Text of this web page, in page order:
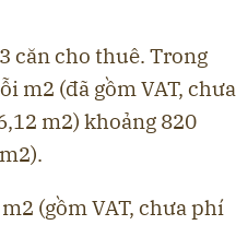
căn cho thuê. Trong
m2 (đã gồm VAT, chưa
m2) khoảng 820
(gồm VAT, chưa phí